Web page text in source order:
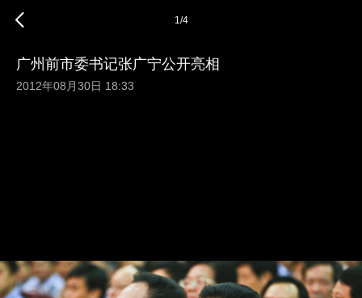
1/4
广州前市委书记张广宁公开亮相
2012年08月30日 18:33